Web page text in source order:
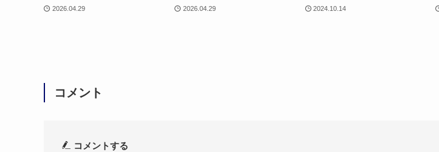
2026.04.29 2026.04.29 2024.10.14
コメント
コメントする